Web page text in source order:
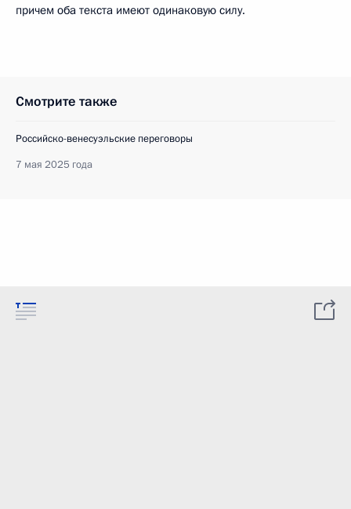
причем оба текста имеют одинаковую силу.
Смотрите также
Российско-венесуэльские переговоры
7 мая 2025 года